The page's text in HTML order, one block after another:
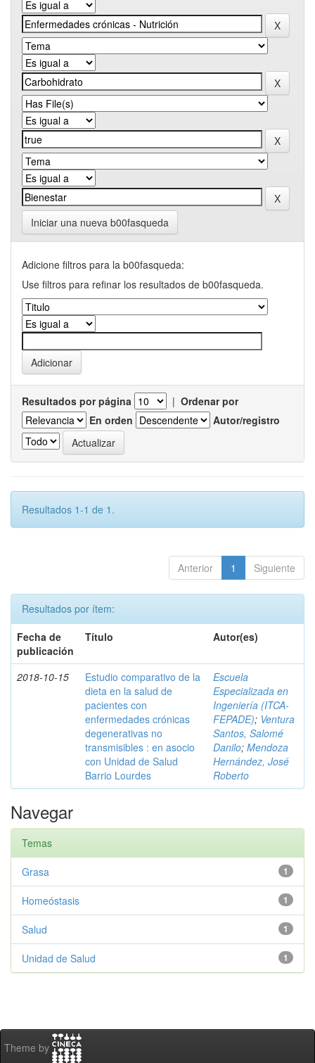
Iniciar una nueva b00fasqueda
Adicione filtros para la b00fasqueda:
Use filtros para refinar los resultados de b00fasqueda.
Resultados por página | Ordenar por
En orden
Autor/registro
Resultados 1-1 de 1.
Anterior 1 Siguiente
Resultados por ítem:
Fecha de
publicación
Título Autor(es)
2018-10-15
Estudio comparativo de la
dieta en la salud de
pacientes con
enfermedades crónicas
degenerativas no
transmisibles : en asocio
con Unidad de Salud
Barrio Lourdes
Escuela
Especializada en
Ingeniería (ITCA-
FEPADE); Ventura
Santos, Salomé
Danilo; Mendoza
Hernández, José
Roberto
Navegar
Temas
1
Grasa
1
Homeóstasis
1
Salud
1
Unidad de Salud
Theme by